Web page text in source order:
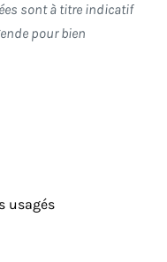
sont à titre indicatif
pour bien
usagés